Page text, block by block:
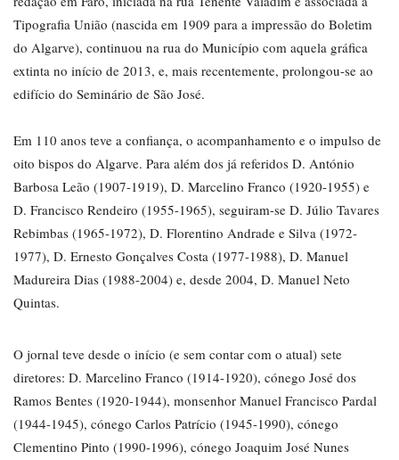
Tipografia União (nascida em 1909 para a impressão do Boletim
do Algarve), continuou na rua do Município com aquela gráfica
extinta no início de 2013, e, mais recentemente, prolongou-se ao
edifício do Seminário de São José.
Em 110 anos teve a confiança, o acompanhamento e o impulso de
oito bispos do Algarve. Para além dos já referidos D. António
Barbosa Leão (1907-1919), D. Marcelino Franco (1920-1955) e
D. Francisco Rendeiro (1955-1965), seguiram-se D. Júlio Tavares
Rebimbas (1965-1972), D. Florentino Andrade e Silva (1972-
1977), D. Ernesto Gonçalves Costa (1977-1988), D. Manuel
Madureira Dias (1988-2004) e, desde 2004, D. Manuel Neto
Quintas.
O jornal teve desde o início (e sem contar com o atual) sete
diretores: D. Marcelino Franco (1914-1920), cónego José dos
Ramos Bentes (1920-1944), monsenhor Manuel Francisco Pardal
(1944-1945), cónego Carlos Patrício (1945-1990), cónego
Clementino Pinto (1990-1996), cónego Joaquim José Nunes